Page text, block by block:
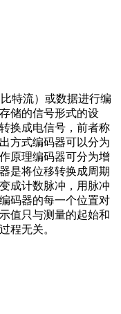
特流）或数据进行编
储的信号形式的设
换成电信号，前者称
方式编码器可以分为
原理编码器可分为增
是将位移转换成周期
成计数脉冲，用脉冲
码器的每一个位置对
值只与测量的起始和
程无关。